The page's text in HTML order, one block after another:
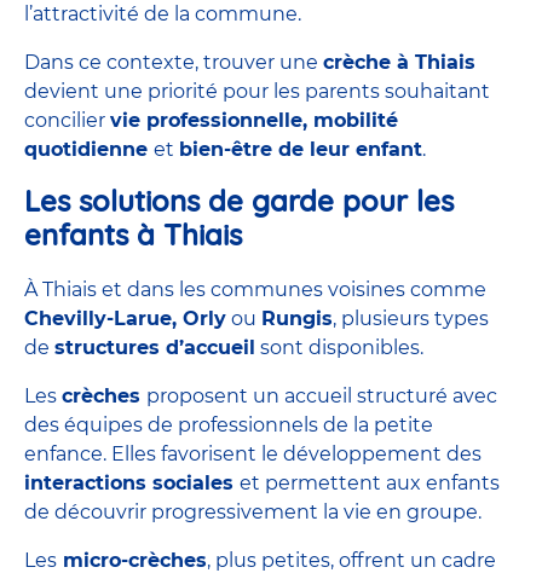
l’attractivité de la commune.
Dans ce contexte, trouver une crèche à Thiais
devient une priorité pour les parents souhaitant
concilier vie professionnelle, mobilité
quotidienne et bien-être de leur enfant.
Les solutions de garde pour les
enfants à Thiais
À Thiais et dans les communes voisines comme
Chevilly-Larue, Orly ou Rungis, plusieurs types
de structures d’accueil sont disponibles.
Les crèches proposent un accueil structuré avec
des équipes de professionnels de la petite
enfance. Elles favorisent le développement des
interactions sociales et permettent aux enfants
de découvrir progressivement la vie en groupe.
Les micro-crèches, plus petites, offrent un cadre